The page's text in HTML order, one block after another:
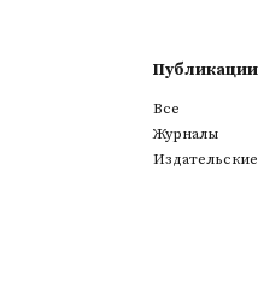
Публикации
Все
Журналы